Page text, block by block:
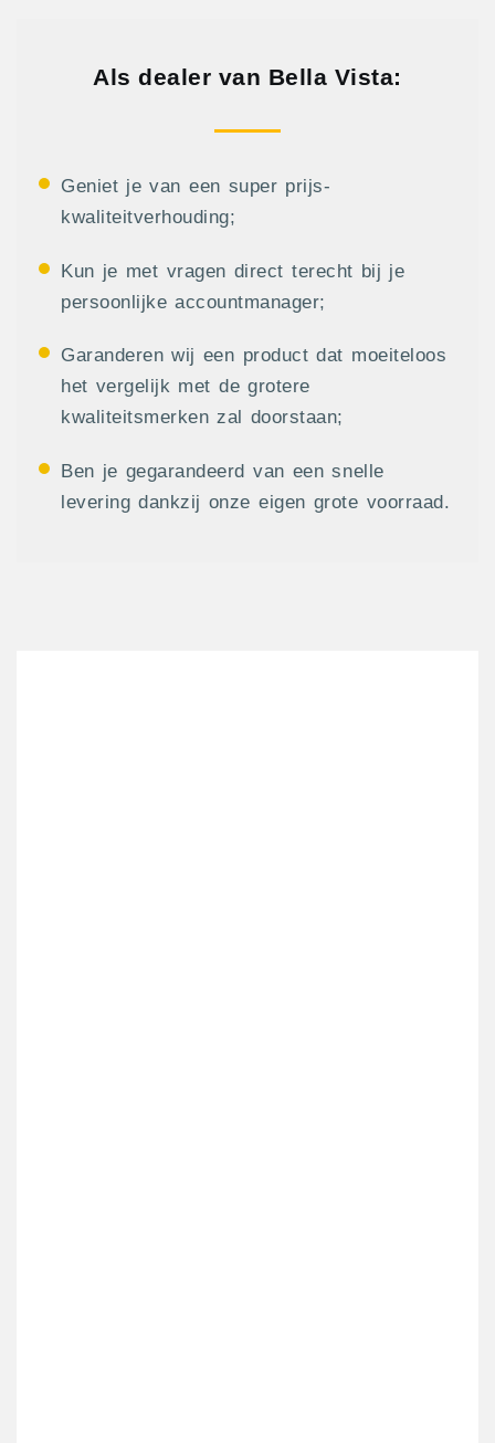
Als dealer van Bella Vista:
Geniet je van een super prijs-
kwaliteitverhouding;
Kun je met vragen direct terecht bij je
persoonlijke accountmanager;
Garanderen wij een product dat moeiteloos
het vergelijk met de grotere
kwaliteitsmerken zal doorstaan;
Ben je gegarandeerd van een snelle
levering dankzij onze eigen grote voorraad.